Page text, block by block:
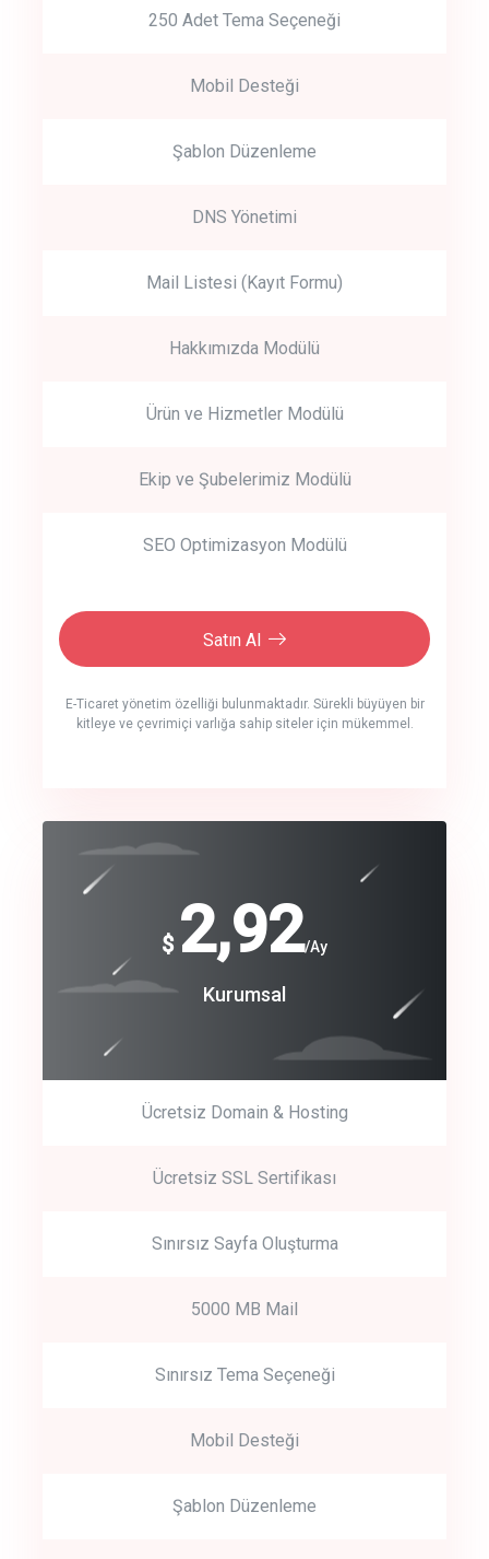
250 Adet Tema Seçeneği
Mobil Desteği
Şablon Düzenleme
DNS Yönetimi
Mail Listesi (Kayıt Formu)
Hakkımızda Modülü
Ürün ve Hizmetler Modülü
Ekip ve Şubelerimiz Modülü
SEO Optimizasyon Modülü
Satın Al
E-Ticaret yönetim özelliği bulunmaktadır. Sürekli büyüyen bir
kitleye ve çevrimiçi varlığa sahip siteler için mükemmel.
crm auto cync
track energy costs
Get Started
Start by trying our service for 30 days free trial no credit card
$ 2,92/Ay
Kurumsal
Ücretsiz Domain & Hosting
Ücretsiz SSL Sertifikası
Sınırsız Sayfa Oluşturma
5000 MB Mail
Sınırsız Tema Seçeneği
Mobil Desteği
Şablon Düzenleme
$
240
Coroprate